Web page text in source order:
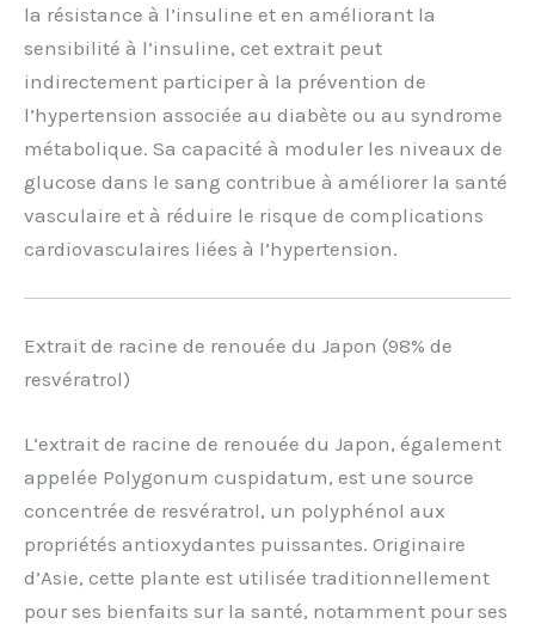
la résistance à l’insuline et en améliorant la
sensibilité à l’insuline, cet extrait peut
indirectement participer à la prévention de
l’hypertension associée au diabète ou au syndrome
métabolique. Sa capacité à moduler les niveaux de
glucose dans le sang contribue à améliorer la santé
vasculaire et à réduire le risque de complications
cardiovasculaires liées à l’hypertension.
Extrait de racine de renouée du Japon (98% de
resvératrol)
L’extrait de racine de renouée du Japon, également
appelée Polygonum cuspidatum, est une source
concentrée de resvératrol, un polyphénol aux
propriétés antioxydantes puissantes. Originaire
d’Asie, cette plante est utilisée traditionnellement
pour ses bienfaits sur la santé, notamment pour ses